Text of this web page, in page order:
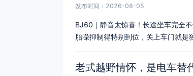
发布时间：2026-08-05
BJ60｜静音太惊喜！长途坐车完全
胎噪抑制得特别到位，关上车门就是
老式越野情怀，是电车替